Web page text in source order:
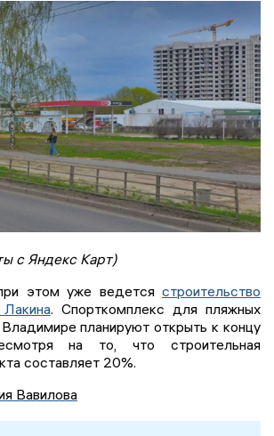
с Яндекс Карт)
этом уже ведется строительство
. Спорткомплекс для пляжных
планируют открыть к концу
на то, что строительная
составляет 20%.
Вавилова